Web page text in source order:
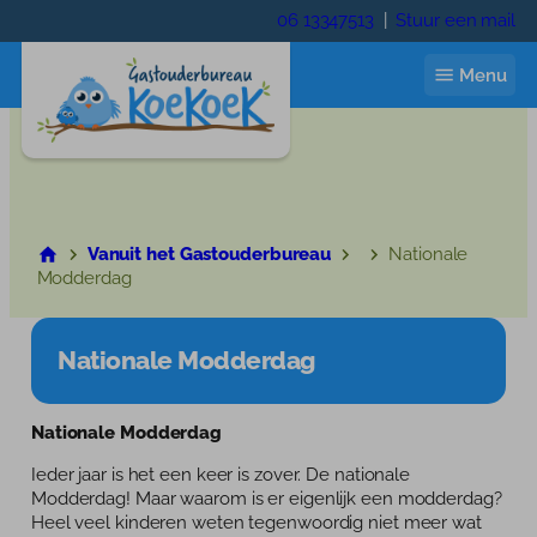
naar
06 13347513 Stuur een mail
Menu
Ik zoek een gastouder
Wie zijn wij
Wie zijn wij
Trainingen
Inloggen
Vanuit het Gastouderbureau
Nationale
Modderdag
Nationale Modderdag
Nationale Modderdag
Ieder jaar is het een keer is zover. De nationale
Modderdag! Maar waarom is er eigenlijk een modderdag?
Heel veel kinderen weten tegenwoordig niet meer wat